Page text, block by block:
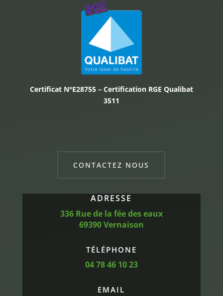
Certificat N°E28755 – Certification RGE Qualibat
3511
CONTACTEZ NOUS
ADRESSE
336 Rue de la fée des eaux
69390 Vernaison
TÉLÉPHONE
04 78 46 10 23
EMAIL